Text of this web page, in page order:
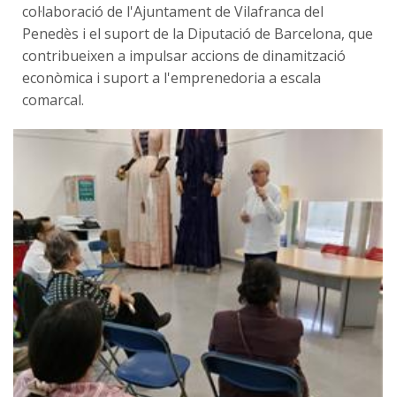
col·laboració de l'Ajuntament de Vilafranca del
Penedès i el suport de la Diputació de Barcelona, que
contribueixen a impulsar accions de dinamització
econòmica i suport a l'emprenedoria a escala
comarcal.